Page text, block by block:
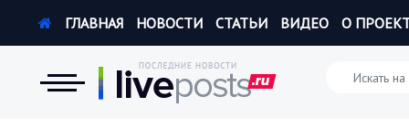
ГЛАВНАЯ НОВОСТИ СТАТЬИ ВИДЕО О